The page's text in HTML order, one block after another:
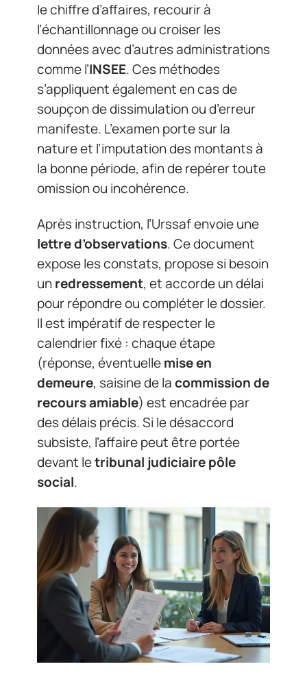
le chiffre d’affaires, recourir à
l’échantillonnage ou croiser les
données avec d’autres administrations
comme l’INSEE. Ces méthodes
s’appliquent également en cas de
soupçon de dissimulation ou d’erreur
manifeste. L’examen porte sur la
nature et l’imputation des montants à
la bonne période, afin de repérer toute
omission ou incohérence.
Après instruction, l’Urssaf envoie une
lettre d’observations. Ce document
expose les constats, propose si besoin
unredressement, et accorde un délai
pour répondre ou compléter le dossier.
Il est impératif de respecter le
calendrier fixé : chaque étape
(réponse, éventuellemise en
demeure, saisine de lacommission de
recours amiable) est encadrée par
des délais précis. Si le désaccord
subsiste, l’affaire peut être portée
devant letribunal judiciaire pôle
social.